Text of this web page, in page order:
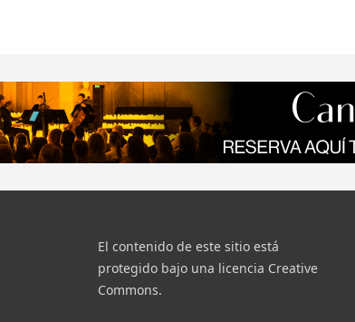
El contenido de este sitio está
protegido bajo una licencia Creative
Commons.